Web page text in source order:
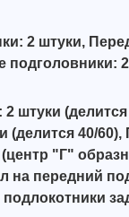
2 штуки,
подголовники:
2 штуки
(делится 40/60),
(центр "Г"
на передний